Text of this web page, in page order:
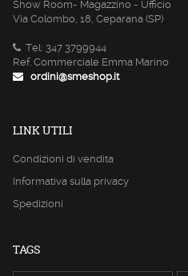
Show Room- Magazzino - Ufficio
Via Colombo, 18, Ceparana (SP)
Tel: 347 3799944
Ref. Commerciale Emma Marino
ordini@smeshop.it
LINK UTILI
Condizioni di vendita
Informativa sulla privacy
Spedizioni
TAGS